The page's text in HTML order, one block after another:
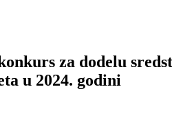
za dodelu
u 2024. godini